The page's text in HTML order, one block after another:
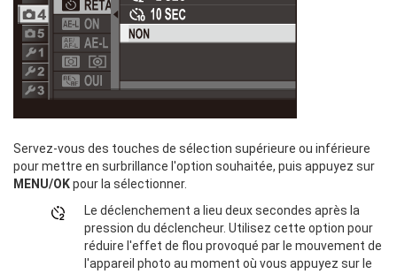
Servez-vous des touches de sélection supérieure ou inférieure
pour mettre en surbrillance l'option souhaitée, puis appuyez sur
MENU/OKpour la sélectionner.
Le déclenchement a lieu deux secondes après la
pression du déclencheur. Utilisez cette option pour
réduire l'effet de flou provoqué par le mouvement de
l'appareil photo au moment où vous appuyez sur le